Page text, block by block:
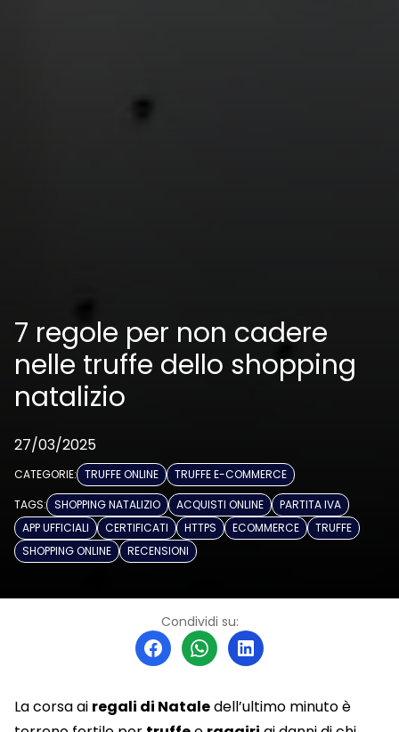
7 regole per non cadere
nelle truffe dello shopping
natalizio
27/03/2025
CATEGORIE: TRUFFE ONLINE
TRUFFE E-COMMERCE
TAGS: SHOPPING NATALIZIO ACQUISTI ONLINE
PARTITA IVA
APP UFFICIALI
CERTIFICATI HTTPS ECOMMERCE
TRUFFE
SHOPPING ONLINE
RECENSIONI
Condividi su:
La corsa ai regali di Nataledell’ultimo minuto è